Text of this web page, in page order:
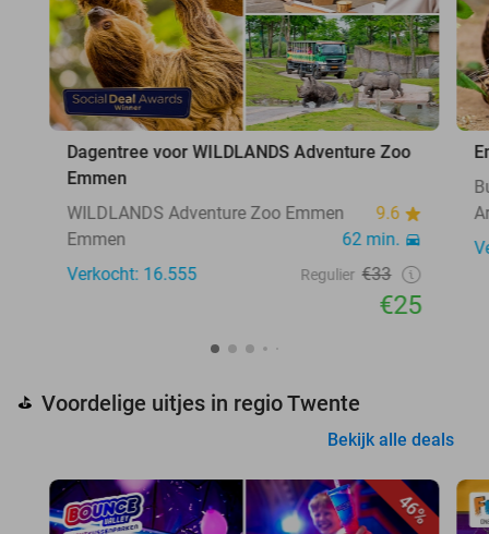
Dagentree voor WILDLANDS Adventure Zoo
Emmen
WILDLANDS Adventure Zoo Emmen
9.6
Emmen
62 min.
Verkocht: 16.555
Regulier €33
€25
⛳ Voordelige uitjes in regio Twente
Bekijk alle deals
46%